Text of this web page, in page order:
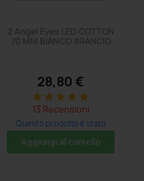
2 Angel Eyes LED COTTON
70 MM BIANCO ARANCIO
28,80 €
star star star star star
13 Recensioni
Questo prodotto è stato
acquistato: 131 volte
Aggiungi al carrello